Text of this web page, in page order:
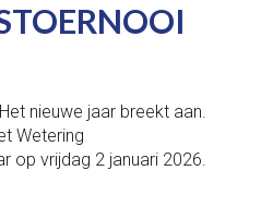
nieuwe jaar breekt aan.
Wetering
op vrijdag 2 januari 2026.